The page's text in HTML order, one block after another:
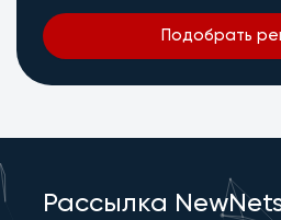
Подобрать
Рассылка